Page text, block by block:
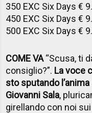
350 EXC Six Days €
450 EXC Six Days €
500 EXC Six Days €
COME VA“Scusa, ti
consiglio?”. La voce
sto sputando
Giovanni Sala,
girellando con noi